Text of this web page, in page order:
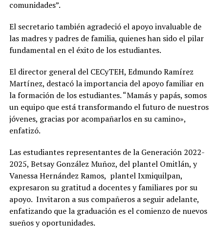
comunidades”.
El secretario también agradeció el apoyo invaluable de
las madres y padres de familia, quienes han sido el pilar
fundamental en el éxito de los estudiantes.
El director general del CECyTEH, Edmundo Ramírez
Martínez, destacó la importancia del apoyo familiar en
la formación de los estudiantes. “Mamás y papás, somos
un equipo que está transformando el futuro de nuestros
jóvenes, gracias por acompañarlos en su camino»,
enfatizó.
Las estudiantes representantes de la Generación 2022-
2025, Betsay González Muñoz, del plantel Omitlán, y
Vanessa Hernández Ramos, plantel Ixmiquilpan,
expresaron su gratitud a docentes y familiares por su
apoyo. Invitaron a sus compañeros a seguir adelante,
enfatizando que la graduación es el comienzo de nuevos
sueños y oportunidades.